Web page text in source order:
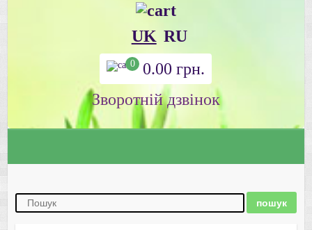
UK RU
0 0.00грн.
Зворотній дзвінок